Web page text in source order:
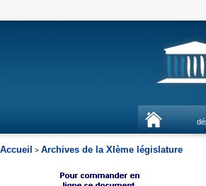
Accueil > Archives de la XIème législature